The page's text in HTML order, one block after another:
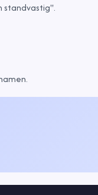
standvastig".
.